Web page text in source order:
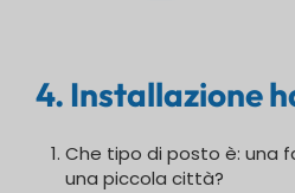
4. Installazione
Che tipo di posto è: una
una piccola città?